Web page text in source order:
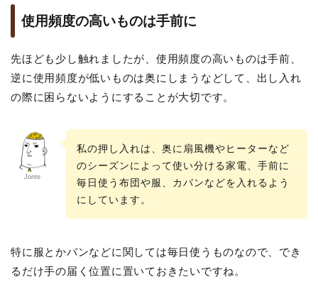
使用頻度の高いものは手前に
先ほども少し触れましたが、使用頻度の高いものは手前、
逆に使用頻度が低いものは奥にしまうなどして、出し入れ
の際に困らないようにすることが大切です。
Jonte
私の押し入れは、奥に扇風機やヒーターなど
のシーズンによって使い分ける家電、手前に
毎日使う布団や服、カバンなどを入れるよう
にしています。
特に服とかバンなどに関しては毎日使うものなので、でき
るだけ手の届く位置に置いておきたいですね。